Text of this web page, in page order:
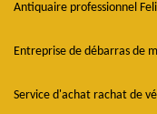
Antiquaire professionnel
Entreprise de débarras de
Service d'achat rachat de